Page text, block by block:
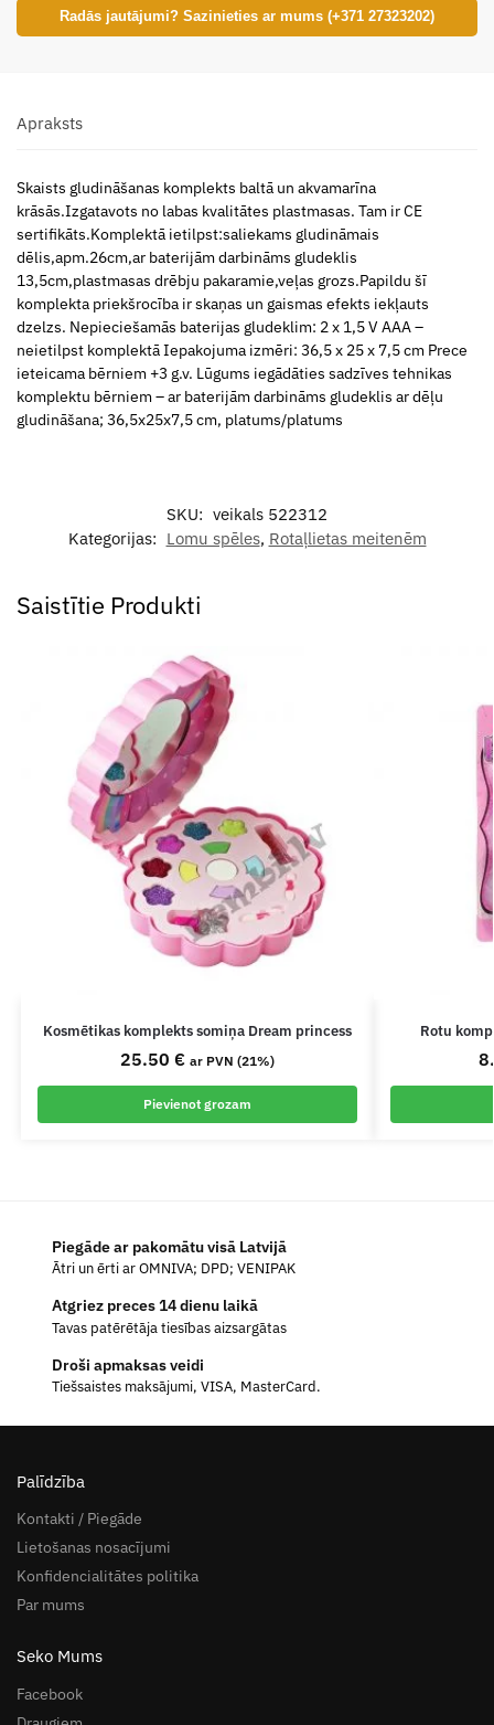
Radās jautājumi? Sazinieties ar mums (+371 27323202)
Apraksts
Skaists gludināšanas komplekts baltā un akvamarīna
krāsās.Izgatavots no labas kvalitātes plastmasas. Tam ir CE
sertifikāts.Komplektā ietilpst:saliekams gludināmais
dēlis,apm.26cm,ar baterijām darbināms gludeklis
13,5cm,plastmasas drēbju pakaramie,veļas grozs.Papildu šī
komplekta priekšrocība ir skaņas un gaismas efekts iekļauts
dzelzs. Nepieciešamās baterijas gludeklim: 2 x 1,5 V AAA –
neietilpst komplektā Iepakojuma izmēri: 36,5 x 25 x 7,5 cm Prece
ieteicama bērniem +3 g.v. Lūgums iegādāties sadzīves tehnikas
komplektu bērniem – ar baterijām darbināms gludeklis ar dēļu
gludināšana; 36,5x25x7,5 cm, platums/platums
SKU: veikals 522312
Kategorijas: Lomu spēles, Rotaļlietas meitenēm
Saistītie Produkti
Kosmētikas komplekts somiņa Dream princess
25.50 € ar PVN (21%)
Pievienot grozam
Rotu
Piegāde ar pakomātu visā Latvijā
Ātri un ērti ar OMNIVA; DPD; VENIPAK
Atgriez preces 14 dienu laikā
Tavas patērētāja tiesības aizsargātas
Droši apmaksas veidi
Tiešsaistes maksājumi, VISA, MasterCard.
Palīdzība
Kontakti / Piegāde
Lietošanas nosacījumi
Konfidencialitātes politika
Par mums
Seko Mums
Facebook